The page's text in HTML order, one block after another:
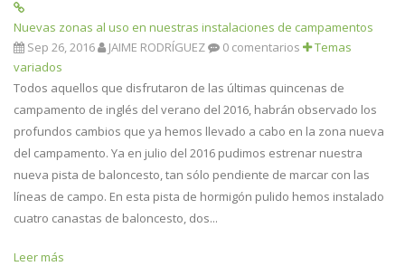
Nuevas zonas al uso en nuestras instalaciones de campamentos
Sep 26, 2016
JAIME RODRÍGUEZ 0 comentarios
Temas
variados
Todos aquellos que disfrutaron de las últimas quincenas de
campamento de inglés del verano del 2016, habrán observado los
profundos cambios que ya hemos llevado a cabo en la zona nueva
del campamento. Ya en julio del 2016 pudimos estrenar nuestra
nueva pista de baloncesto, tan sólo pendiente de marcar con las
líneas de campo. En esta pista de hormigón pulido hemos instalado
cuatro canastas de baloncesto, dos...
Leer más